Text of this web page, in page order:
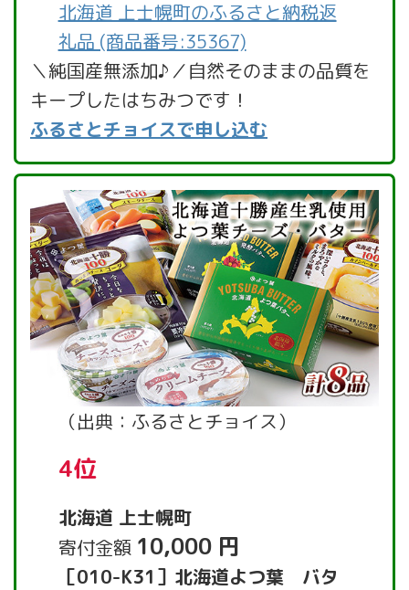
北海道 上士幌町のふるさと納税返
礼品 (商品番号:35367)
＼純国産無添加♪／自然そのままの品質を
キープしたはちみつです！
ふるさとチョイスで申し込む
（出典：ふるさとチョイス）
4位
北海道 上士幌町
寄付金額 10,000 円
［010-K31］北海道よつ葉 バタ